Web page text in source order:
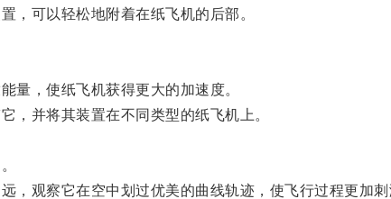
可以轻松地附着在纸飞机的后部。
，使纸飞机获得更大的加速度。
并将其装置在不同类型的纸飞机上。
观察它在空中划过优美的曲线轨迹，使飞行过程更加